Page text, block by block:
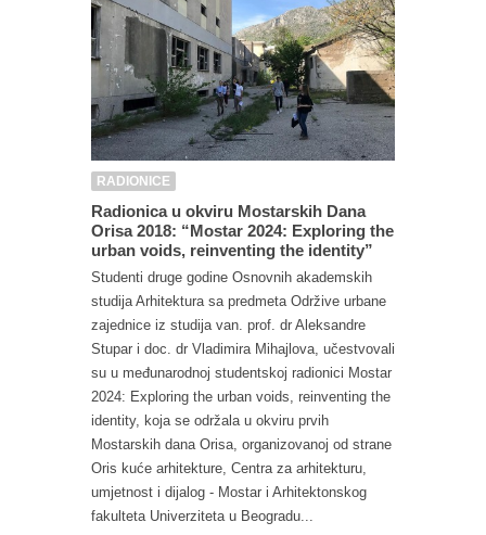
RADIONICE
Radionica u okviru Mostarskih Dana
Orisa 2018: “Mostar 2024: Exploring the
urban voids, reinventing the identity”
Studenti druge godine Osnovnih akademskih
studija Arhitektura sa predmeta Održive urbane
zajednice iz studija van. prof. dr Aleksandre
Stupar i doc. dr Vladimira Mihajlova, učestvovali
su u međunarodnoj studentskoj radionici Mostar
2024: Exploring the urban voids, reinventing the
identity, koja se održala u okviru prvih
Mostarskih dana Orisa, organizovanoj od strane
Oris kuće arhitekture, Centra za arhitekturu,
umjetnost i dijalog - Mostar i Arhitektonskog
fakulteta Univerziteta u Beogradu...